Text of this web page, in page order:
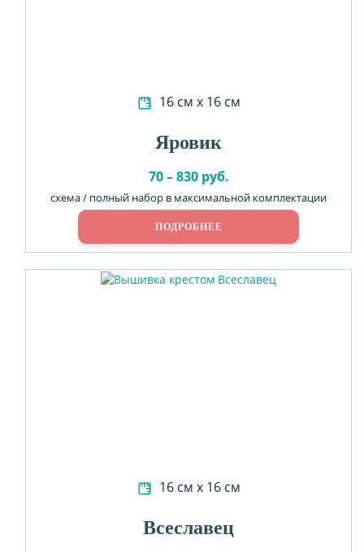
16 см х 16 см
Яровик
70 – 830 руб.
схема / полный набор в максимальной комплектации
ПОДРОБНЕЕ
16 см х 16 см
Всеславец